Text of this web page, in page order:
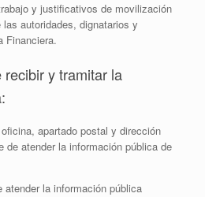
y justificativos de movilización
autoridades, dignatarios y
Financiera.
y tramitar la
apartado postal y dirección
de atender la información pública de
atender la información pública